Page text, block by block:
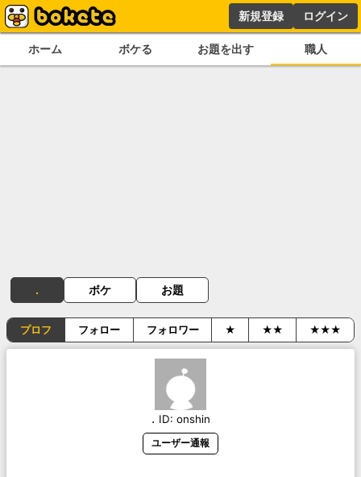
新規登録 ログイン
ホーム ボケる お題を出す 職人
. ボケ お題
プロフ フォロー フォロワー ★ ★★ ★★★
. ID: onshin
ユーザー通報